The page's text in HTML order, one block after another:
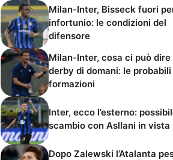
Milan-Inter, Bisseck fuori
infortunio: le condizioni del
difensore
Milan-Inter, cosa ci può dire
derby di domani: le probabili
formazioni
Inter, ecco l’esterno:
scambio con Asllani in vista
Dopo Zalewski l’Atalanta